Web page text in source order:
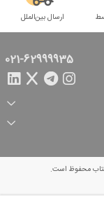
ارسال بین‌الملل
021-62999935
کتاب محفوظ است.